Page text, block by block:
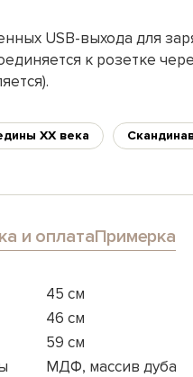
USB-выхода для
к розетке
XX века
и оплатаПримерка
45 см
46 см
59 см
МДФ, массив дуба